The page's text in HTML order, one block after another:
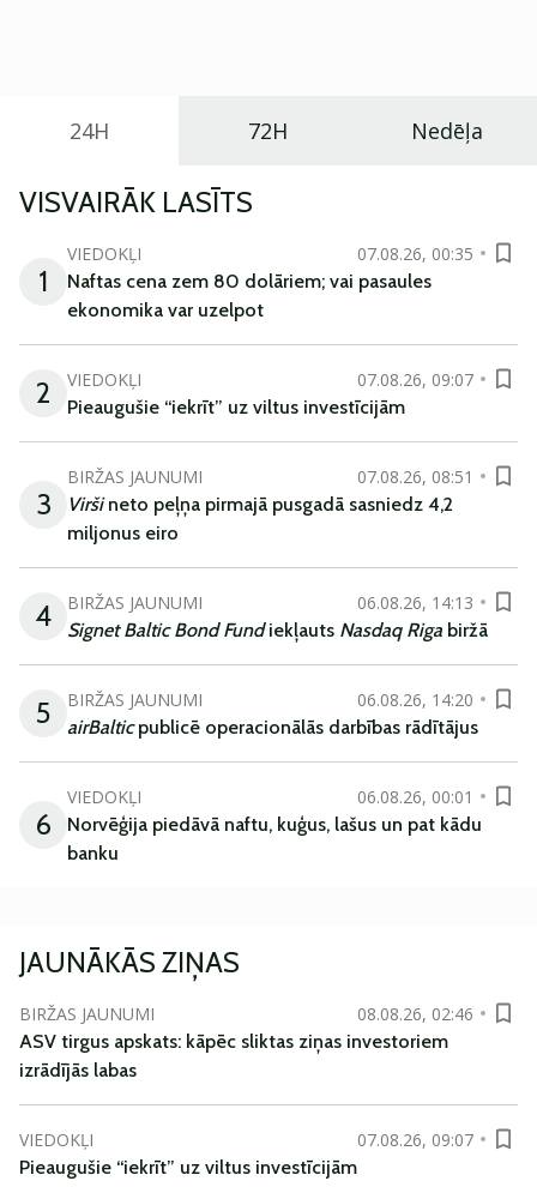
24H 72H Nedēļa
VISVAIRĀK LASĪTS
1
VIEDOKĻI
07.08.26, 00:35
Naftas cena zem 80 dolāriem; vai pasaules
ekonomika var uzelpot
2 VIEDOKĻI
07.08.26, 09:07
Pieaugušie “iekrīt” uz viltus investīcijām
3
BIRŽAS JAUNUMI
07.08.26, 08:51
Viršineto peļņa pirmajā pusgadā sasniedz 4,2
miljonus eiro
4 BIRŽAS JAUNUMI
06.08.26, 14:13
Signet Baltic Bond Fundiekļauts Nasdaq Riga biržā
5 BIRŽAS JAUNUMI
06.08.26, 14:20
airBalticpublicē operacionālās darbības rādītājus
6
VIEDOKĻI
06.08.26, 00:01
Norvēģija piedāvā naftu, kuģus, lašus un pat kādu
banku
JAUNĀKĀS ZIŅAS
BIRŽAS JAUNUMI
08.08.26, 02:46
ASV tirgus apskats: kāpēc sliktas ziņas investoriem
izrādījās labas
VIEDOKĻI
07.08.26, 09:07
Pieaugušie “iekrīt” uz viltus investīcijām